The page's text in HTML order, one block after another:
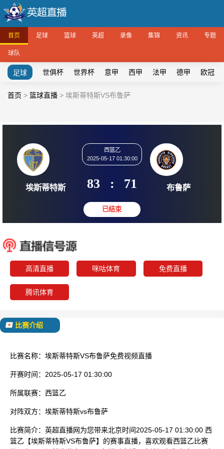
首页 足球 篮球 英超 录像 集锦 资讯 专题
球队
足球 世俱杯 世界杯 意甲 西甲 法甲 德甲 欧冠
首页 > 篮球直播 > 埃斯蒂特斯VS布鲁萨
西篮乙
83 : 71
高清直播 咪咕体育 免费直播
腾讯体育
比赛介绍
比赛名称： 埃斯蒂特斯VS布鲁萨免费视频直播
开赛时间： 2025-05-17 01:30:00
所属联赛： 西篮乙
对阵双方： 埃斯蒂特斯vs布鲁萨
比赛简介： 英超直播网为您带来北京时间2025-05-17 01:30:00 西
篮乙【埃斯蒂特斯VS布鲁萨】的赛事直播，喜欢观看西篮乙比赛